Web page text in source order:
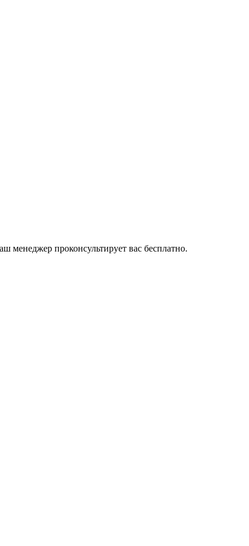
менеджер проконсультирует вас бесплатно.